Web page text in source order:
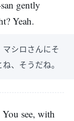
gently
Yeah.
シロさんにそ
、そうだね。
You see, with